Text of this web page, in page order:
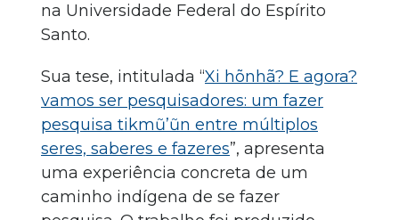
na Universidade Federal do Espírito
Santo.
Sua tese, intitulada “Xi hõnhã? E agora?
vamos ser pesquisadores: um fazer
pesquisa tikmũ’ũn entre múltiplos
seres, saberes e fazeres”, apresenta
uma experiência concreta de um
caminho indígena de se fazer